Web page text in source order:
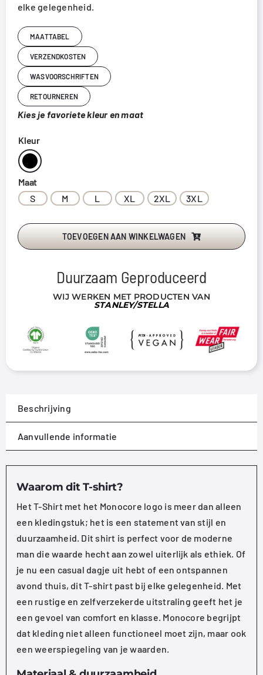
elke gelegenheid.
MAATTABEL
VERZENDKOSTEN
WASVOORSCHRIFTEN
RETOURNEREN
Kies je favoriete kleur en maat
Kleur
Maat
S
M L XL 2XL 3XL
TOEVOEGEN AAN WINKELWAGEN
Duurzaam Geproduceerd
WIJ WERKEN MET PRODUCTEN VAN
STANLEY/STELLA
Beschrijving
Aanvullende informatie
Waarom dit T-shirt?
Het T-Shirt met het Monocore logo is meer dan alleen
een kledingstuk; het is een statement van stijl en
duurzaamheid. Dit shirt is perfect voor de moderne
man die waarde hecht aan zowel uiterlijk als ethiek. Of
je nu een casual dagje uit hebt of een ontspannen
avond thuis, dit T-shirt past bij elke gelegenheid. Met
een rustige en zelfverzekerde uitstraling geeft het je
een gevoel van comfort en klasse. Monocore begrijpt
dat kleding niet alleen functioneel moet zijn, maar ook
een weerspiegeling van je waarden.